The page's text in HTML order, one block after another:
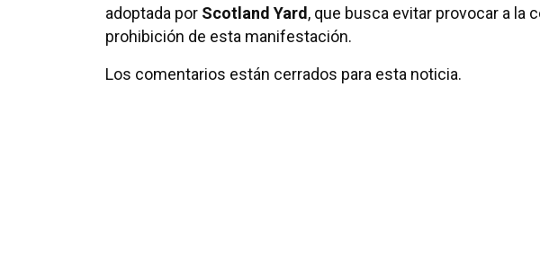
adoptada por Scotland Yard, que busca evitar provocar a la
prohibición de esta manifestación.
Los comentarios están cerrados para esta noticia.